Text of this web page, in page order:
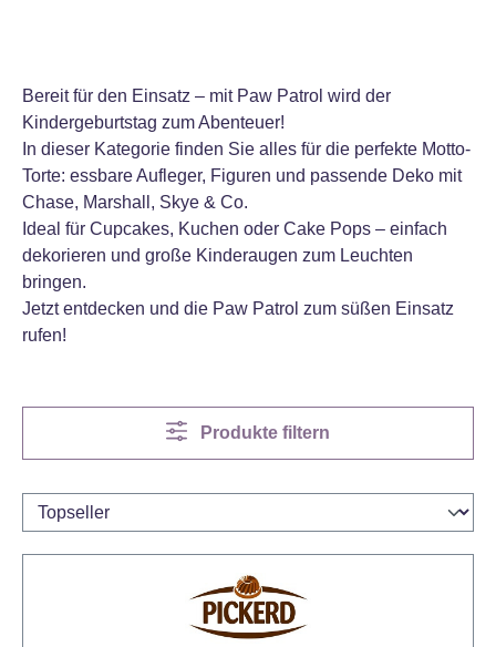
Bereit für den Einsatz – mit Paw Patrol wird der
Kindergeburtstag zum Abenteuer!
In dieser Kategorie finden Sie alles für die perfekte Motto-
Torte: essbare Aufleger, Figuren und passende Deko mit
Chase, Marshall, Skye & Co.
Ideal für Cupcakes, Kuchen oder Cake Pops – einfach
dekorieren und große Kinderaugen zum Leuchten
bringen.
Jetzt entdecken und die Paw Patrol zum süßen Einsatz
rufen!
Produkte filtern